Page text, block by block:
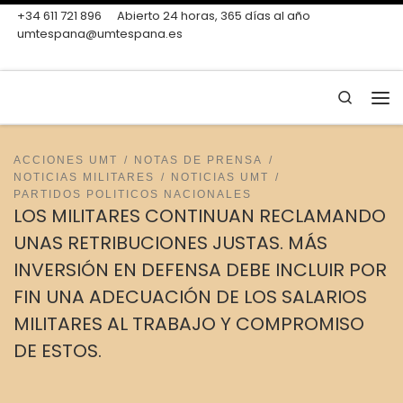
Skip to content
+34 611 721 896
Abierto 24 horas, 365 días al año
umtespana@umtespana.es
Search
ACCIONES UMT
NOTAS DE PRENSA
NOTICIAS MILITARES
NOTICIAS UMT
PARTIDOS POLITICOS NACIONALES
LOS MILITARES CONTINUAN RECLAMANDO
UNAS RETRIBUCIONES JUSTAS. MÁS
INVERSIÓN EN DEFENSA DEBE INCLUIR POR
FIN UNA ADECUACIÓN DE LOS SALARIOS
MILITARES AL TRABAJO Y COMPROMISO
DE ESTOS.